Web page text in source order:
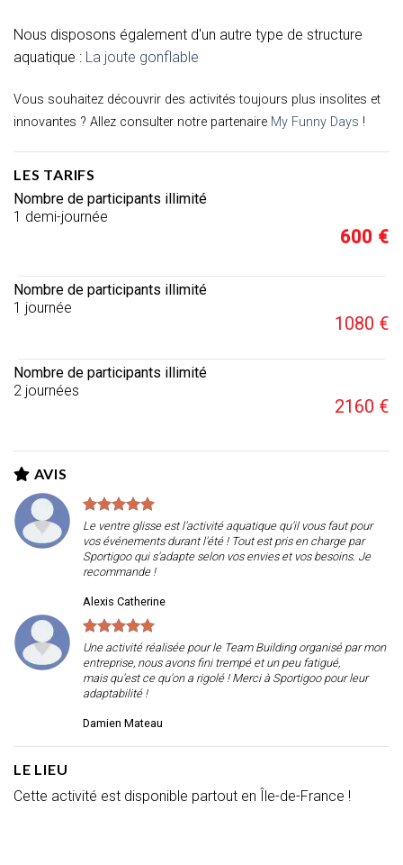
Nous disposons également d'un autre type de structure
aquatique : La joute gonflable
Vous souhaitez découvrir des activités toujours plus insolites et
innovantes ? Allez consulter notre partenaire My Funny Days !
LES TARIFS
Nombre de participants illimité
1 demi-journée
600 €
Nombre de participants illimité
1 journée
1080 €
Nombre de participants illimité
2 journées
2160 €
AVIS
Le ventre glisse est l'activité aquatique qu'il vous faut pour
vos événements durant l'été ! Tout est pris en charge par
Sportigoo qui s'adapte selon vos envies et vos besoins. Je
recommande !
Alexis Catherine
Une activité réalisée pour le TeamBuilding organisé par mon
entreprise, nous avons fini trempé et un peu fatigué,
mais qu'est ce qu'on a rigolé !Merci à Sportigoopour leur
adaptabilité !
Damien Mateau
LE LIEU
Cette activité est disponible partout en Île-de-France !